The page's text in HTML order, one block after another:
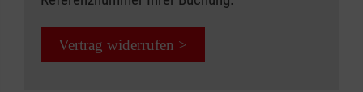
Vertrag widerrufen >